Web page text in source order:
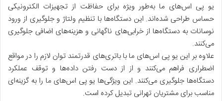
یو پی اس‌های ما به‌طور ویژه برای حفاظت از تجهیزات الکترونیکی
حساس طراحی شده‌اند. این دستگاه‌ها با تنظیم ولتاژ و جلوگیری از ورود
نوسانات به دستگاه‌ها از خرابی‌های ناگهانی و هزینه‌های اضافی جلوگیری
می‌کنند.
علاوه بر این یو پی اس‌های ما با باتری‌های قدرتمند توان لازم را در مواقع
اضطراری فراهم می‌کنند و از از دست رفتن داده‌ها و توقف عملکرد
دستگاه‌ها جلوگیری می‌کنند. این ویژگی‌ها یو پی اس‌های ما را به گزینه‌ای
مناسب برای مشتریان تهرانی تبدیل کرده است.